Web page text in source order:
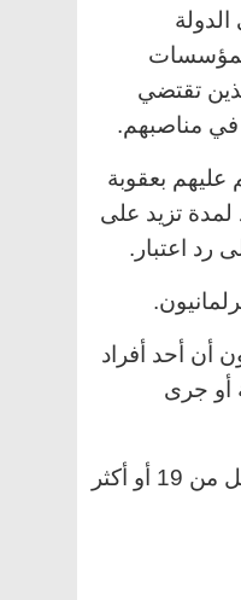
تقتضي
في مناصبهم.
بعقوبة
لمدة تزيد على
أن أحد أفراد
أو جرى
8- الذين هم في سن أقل من 19 أو أكثر